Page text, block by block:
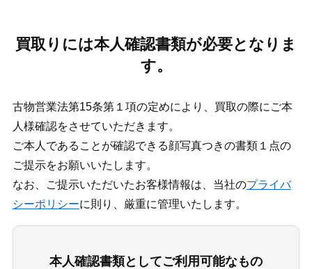
買取りには本人確認書類が必要となりま
す。
古物営業法第15条第１項の定めにより、買取の際にご本
人様確認をさせていただきます。
ご本人であることが確認できる顔写真つきの書類１点の
ご提示をお願いいたします。
なお、ご提示いただいたお客様情報は、当社のプライバ
シーポリシーに則り、厳重に管理いたします。
本人確認書類としてご利用可能なもの